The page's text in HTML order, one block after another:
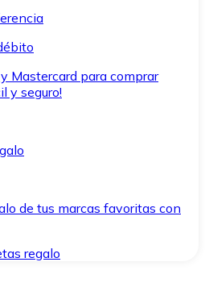
Mastercard para comprar
y seguro!
de tus marcas favoritas con
regalo